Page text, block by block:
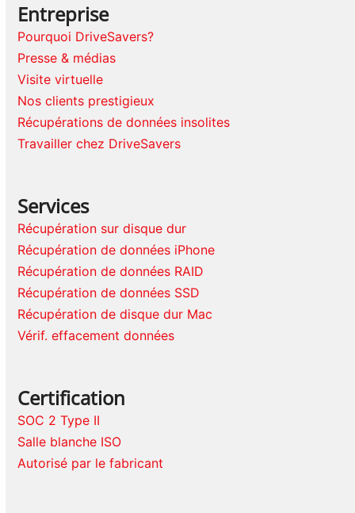
Entreprise
Pourquoi DriveSavers?
Presse & médias
Visite virtuelle
Nos clients prestigieux
Récupérations de données insolites
Travailler chez DriveSavers
Services
Récupération sur disque dur
Récupération de données iPhone
Récupération de données RAID
Récupération de données SSD
Récupération de disque dur Mac
Vérif. effacement données
Certification
SOC 2 Type II
Salle blanche ISO
Autorisé par le fabricant